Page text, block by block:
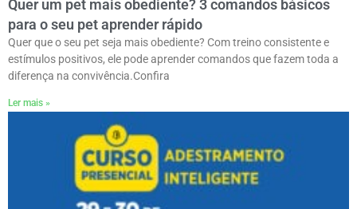
Quer um pet mais obediente? 3 comandos básicos
para o seu pet aprender rápido
Quer que o seu pet seja mais obediente? Com treino consistente e
estímulos positivos, ele pode aprender comandos que fazem toda a
diferença na convivência.ㅤConfira
Ler mais »